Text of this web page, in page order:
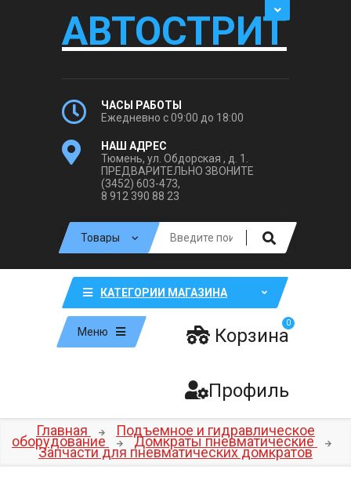
АВТОСТРИТ
ЧАСЫ РАБОТЫ
Ежедневно с 09:00 до 18:00
НАШ АДРЕС
Тюмень, ул. Обдорская , д. 1.
ПРЕДВАРИТЕЛЬНО ЗВОНИТЕ
(3452) 603-473,
8 912 390 88 23
КАТЕГОРИИ МАГАЗИНА
Меню Корзина
0
Профиль
Главная Подъемное и гидравлическое
оборудование Домкраты пневматические
Запчасти для пневматических домкратов